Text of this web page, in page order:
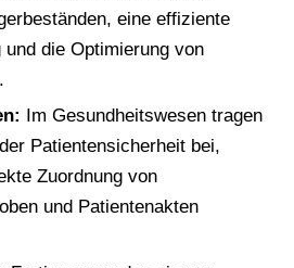
eine effiziente
die Optimierung von
Im Gesundheitswesen tragen
Patientensicherheit bei,
Zuordnung von
und Patientenakten